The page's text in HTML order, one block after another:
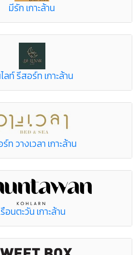
มีรัก เกาะล้าน
ลท์ รีสอร์ท เกาะล้าน
ท วางเวลา เกาะล้าน
รือนตะวัน เกาะล้าน